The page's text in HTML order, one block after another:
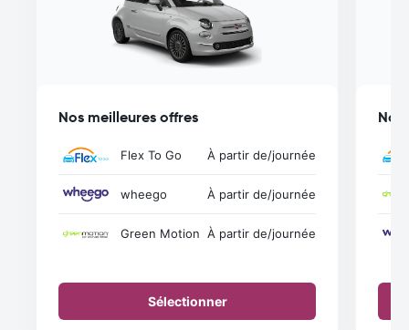
Nos meilleures offres
Flex To Go À partir de/journée
wheego À partir de/journée
Green Motion À partir de/journée
Sélectionner
Nos